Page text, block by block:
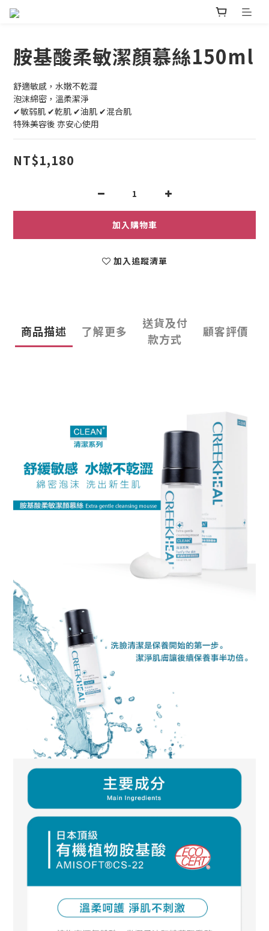
胺基酸柔敏潔顏慕絲150ml
舒適敏感，水嫩不乾澀
泡沫綿密，溫柔潔淨
✔敏弱肌 ✔乾肌 ✔油肌 ✔混合肌
特殊美容後 亦安心使用
NT$1,180
加入購物車
加入追蹤清單
商品描述 了解更多
送貨及付
款方式
顧客評價